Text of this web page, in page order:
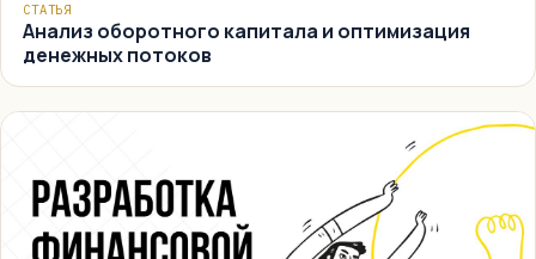
СТАТЬЯ
Анализ оборотного капитала и оптимизация
денежных потоков